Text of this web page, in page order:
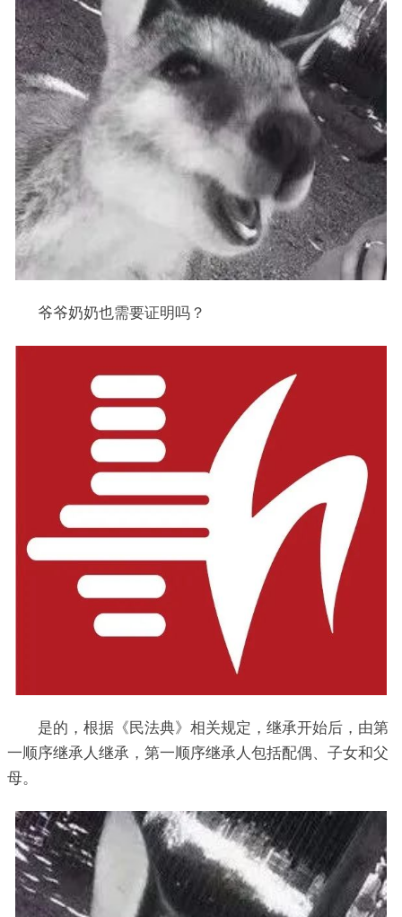
爷爷奶奶也需要证明吗？
是的，根据《民法典》相关规定，继承开始后，由第
一顺序继承人继承，第一顺序继承人包括配偶、子女和父
母。